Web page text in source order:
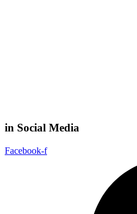
in Social Media
Facebook-f